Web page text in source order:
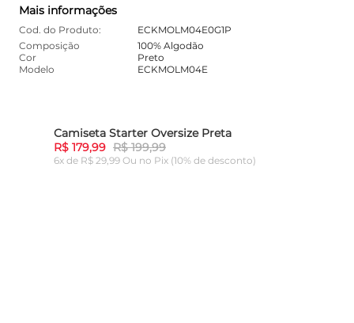
Mais informações
Cod. do Produto:
ECKMOLM04E0G1P
Composição
100% Algodão
Cor
Preto
Modelo
ECKMOLM04E
Camiseta Starter Oversize Preta
R$ 179,99 R$ 199,99
6x de R$ 29,99 Ou no Pix (10% de desconto)